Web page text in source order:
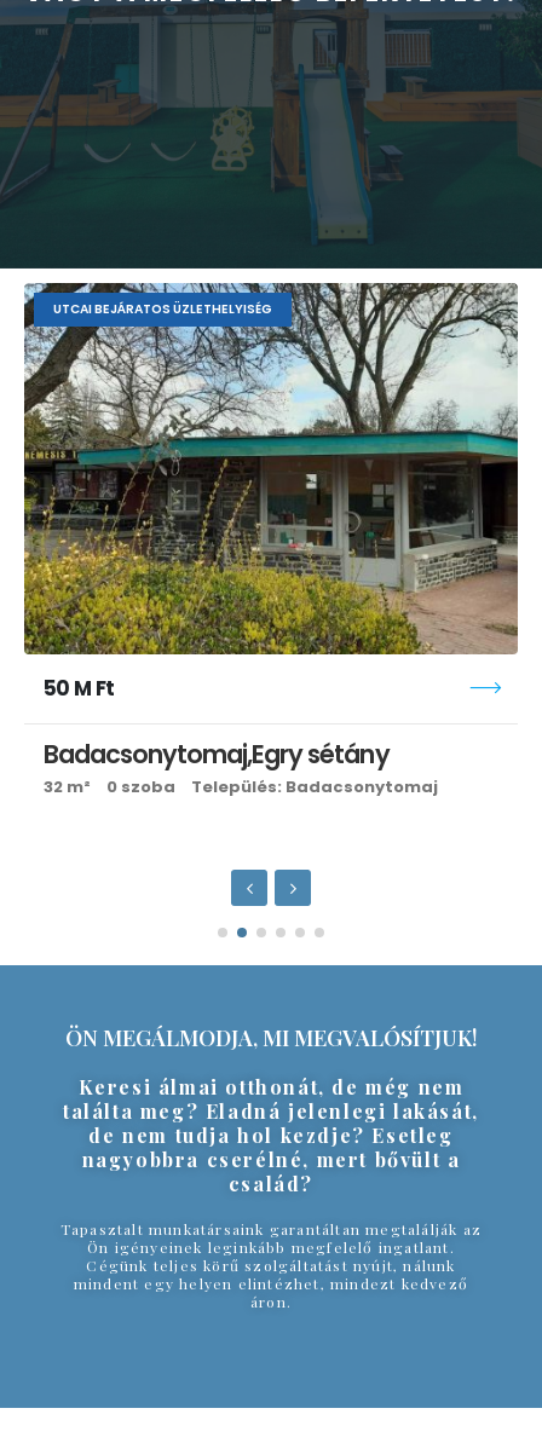
UTCAI BEJÁRATOS ÜZLETHELYISÉG
50 M Ft
Badacsonytomaj,Egry sétány
32 m² 0 szoba Település: Badacsonytomaj
ÖN MEGÁLMODJA, MI MEGVALÓSÍTJUK!
Keresi álmai otthonát, de még nem
találta meg? Eladná jelenlegi lakását,
de nem tudja hol kezdje? Esetleg
nagyobbra cserélné, mert bővült a
család?
Tapasztalt munkatársaink garantáltan megtalálják az
Ön igényeinek leginkább megfelelő ingatlant.
Cégünk teljes körű szolgáltatást nyújt, nálunk
mindent egy helyen elintézhet, mindezt kedvező
áron.